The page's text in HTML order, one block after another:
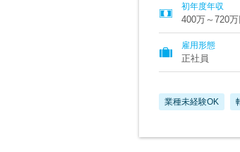
初年度年収
400万～720万
雇用形態
正社員
業種未経験OK